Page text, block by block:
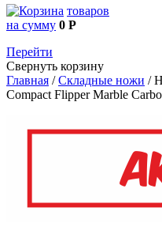
товаров
на сумму 0 Р
Перейти
Свернуть корзину
Главная /Складные ножи /
Compact Flipper Marble